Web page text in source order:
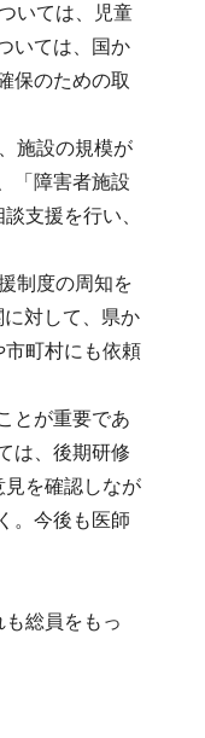
いては、児童
いては、国か
保のための取
施設の規模が
「障害者施設
支援を行い、
制度の周知を
対して、県か
市町村にも依頼
とが重要であ
は、後期研修
を確認しなが
。今後も医師
総員をもっ